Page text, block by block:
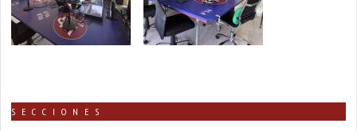
SECCIONES